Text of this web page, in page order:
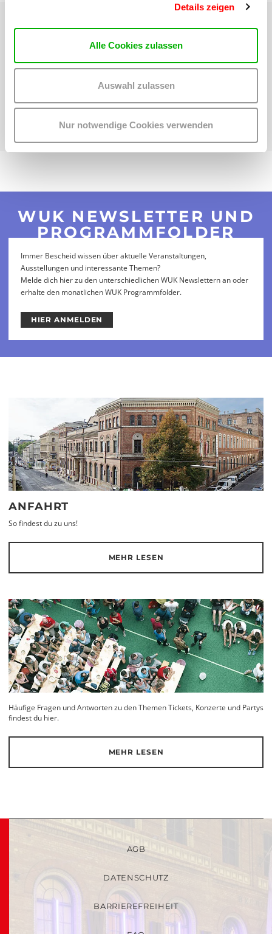
Details zeigen
Alle Cookies zulassen
Auswahl zulassen
Nur notwendige Cookies verwenden
Auf
Twitter Facebook
teilen
WUK NEWSLETTER UND
PROGRAMMFOLDER
Immer Bescheid wissen über aktuelle Veranstaltungen,
Ausstellungen und interessante Themen?
Melde dich hier zu den unterschiedlichen WUK Newslettern an oder
erhalte den monatlichen WUK Programmfolder.
HIER ANMELDEN
ANFAHRT
So findest du zu uns!
MEHR LESEN
Häufige Fragen und Antworten zu den Themen Tickets, Konzerte und Partys
findest du hier.
MEHR LESEN
AGB
DATENSCHUTZ
BARRIEREFREIHEIT